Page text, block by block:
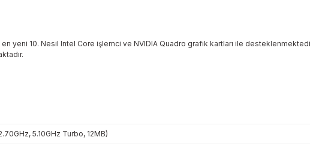
yeni 10. Nesil Intel Core işlemci ve NVIDIA Quadro grafik kartları ile
5.10GHz Turbo, 12MB)